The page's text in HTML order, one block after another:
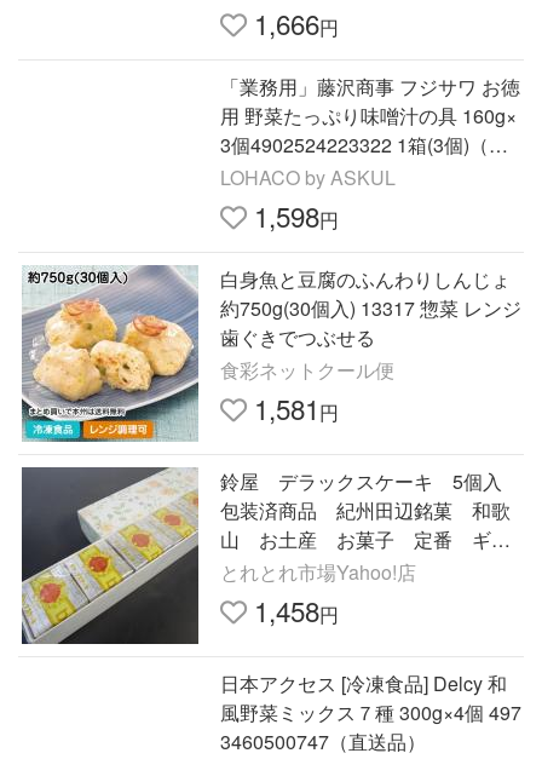
1,666円
「業務用」藤沢商事 フジサワ お徳
用 野菜たっぷり味噌汁の具 160g×
3個4902524223322 1箱(3個)（直
送品）
LOHACO by ASKUL
1,598円
白身魚と豆腐のふんわりしんじょ
約750g(30個入) 13317 惣菜 レンジ
歯ぐきでつぶせる
食彩ネットクール便
1,581 円
鈴屋 デラックスケーキ 5個入
包装済商品 紀州田辺銘菓 和歌
山 お土産 お菓子 定番 ギフ
ト
とれとれ市場Yahoo!店
1,458円
日本アクセス [冷凍食品] Delcy 和
風野菜ミックス７種 300g×4個 497
3460500747（直送品）